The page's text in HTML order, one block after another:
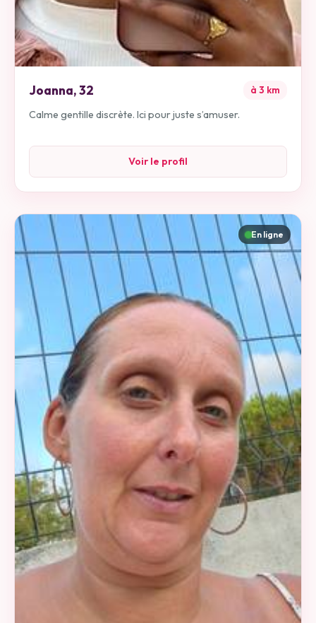
Joanna,32 à 3 km
Calme gentille discrète. Ici pour juste s’amuser.
Voir le profil
En ligne